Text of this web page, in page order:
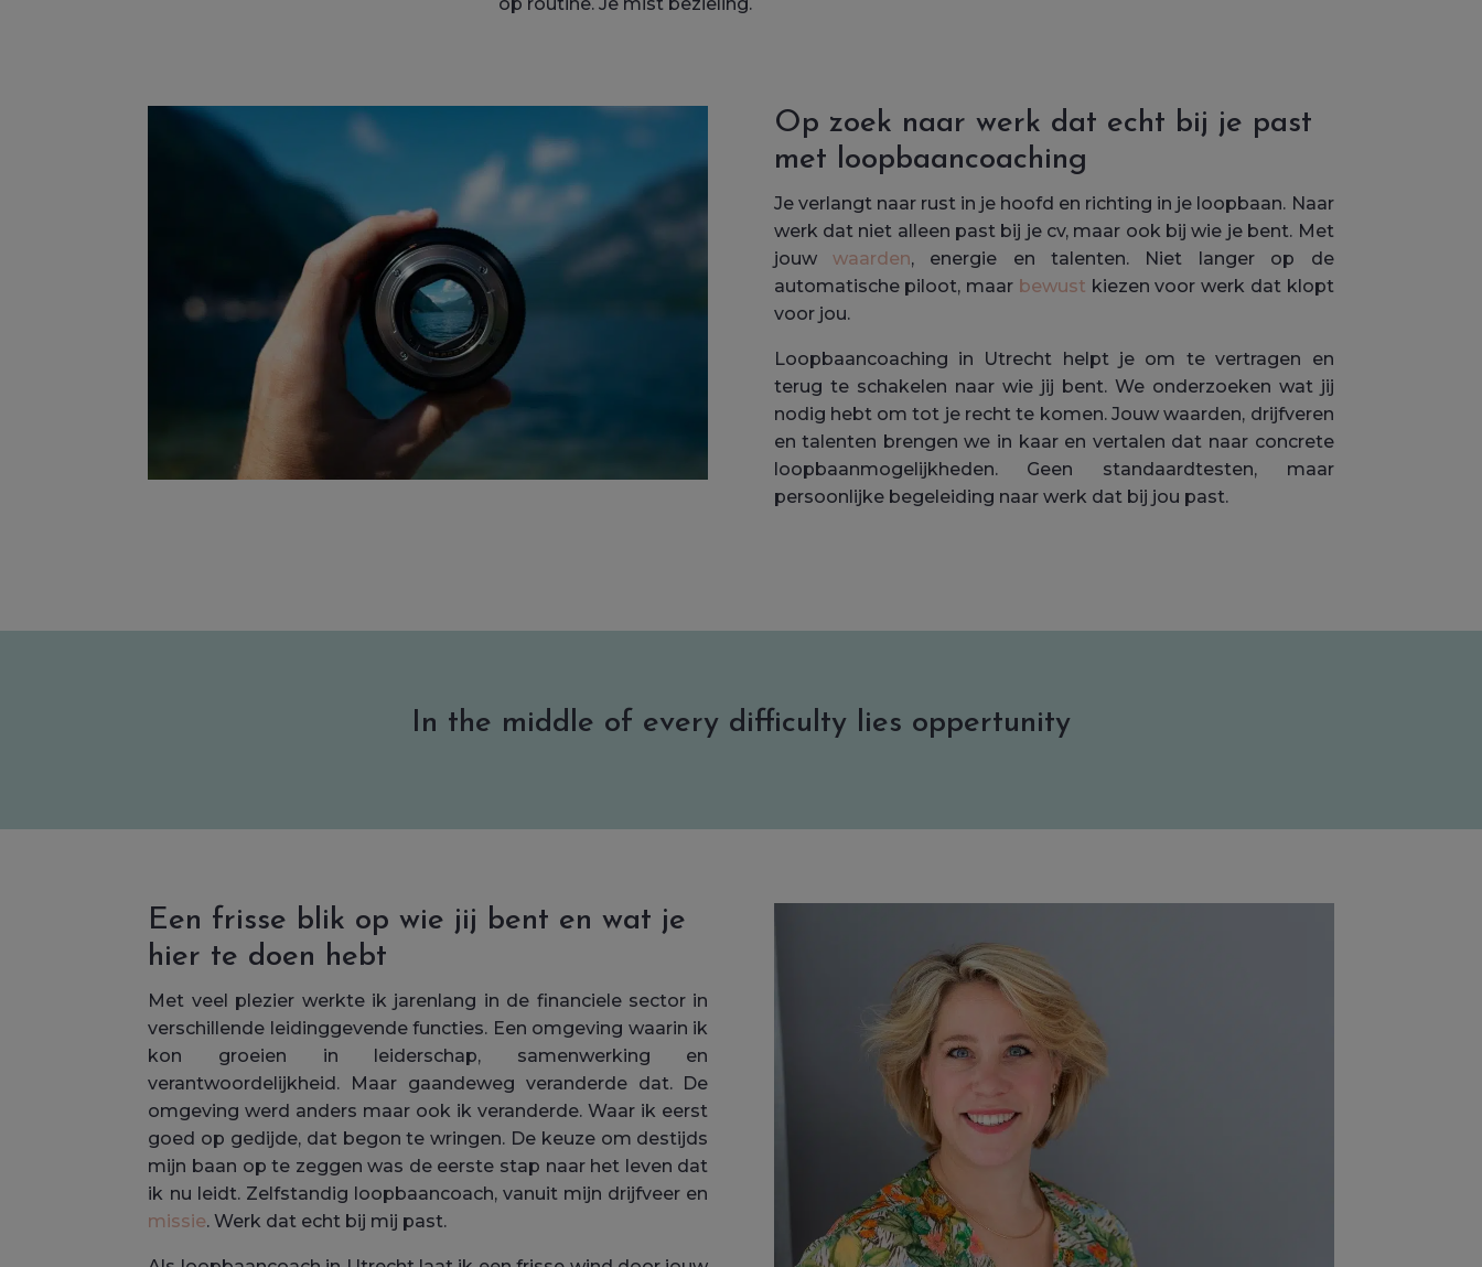
Op zoek naar werk dat echt bij je past
met loopbaancoaching
Je verlangt naar rust in je hoofd en richting in je loopbaan. Naar
werk dat niet alleen past bij je cv, maar ook bij wie je bent. Met
jouw waarden, energie en talenten. Niet langer op de
automatische piloot, maar bewust kiezen voor werk dat klopt
voor jou.
Loopbaancoaching in Utrecht helpt je om te vertragen en
terug te schakelen naar wie jij bent. We onderzoeken wat jij
nodig hebt om tot je recht te komen. Jouw waarden, drijfveren
en talenten brengen we in kaar en vertalen dat naar concrete
loopbaanmogelijkheden. Geen standaardtesten, maar
persoonlijke begeleiding naar werk dat bij jou past.
In the middle of every difficulty lies oppertunity
Een frisse blik op wie jij bent en wat je
hier te doen hebt
Met veel plezier werkte ik jarenlang in de financiele sector in
verschillende leidinggevende functies. Een omgeving waarin ik
kon groeien in leiderschap, samenwerking en
verantwoordelijkheid. Maar gaandeweg veranderde dat. De
omgeving werd anders maar ook ik veranderde. Waar ik eerst
goed op gedijde, dat begon te wringen. De keuze om destijds
mijn baan op te zeggen was de eerste stap naar het leven dat
ik nu leidt. Zelfstandig loopbaancoach, vanuit mijn drijfveer en
missie. Werk dat echt bij mij past.